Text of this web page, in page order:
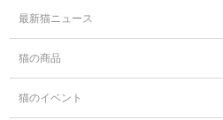
最新猫ニュース
猫の商品
猫のイベント